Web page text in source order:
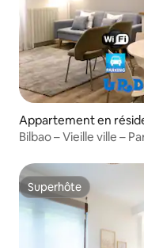
Appartement en
Bilbao – Vieille ville –
Superhôte
Superhôte